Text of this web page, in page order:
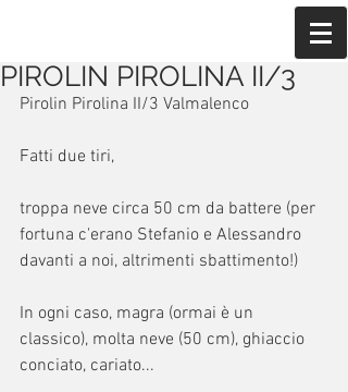
PIROLIN PIROLINA II/3
Pirolin Pirolina II/3 Valmalenco
Fatti due tiri,
troppa neve circa 50 cm da battere (per
fortuna c'erano Stefanio e Alessandro
davanti a noi, altrimenti sbattimento!)
In ogni caso, magra (ormai è un
classico), molta neve (50 cm), ghiaccio
conciato, cariato...